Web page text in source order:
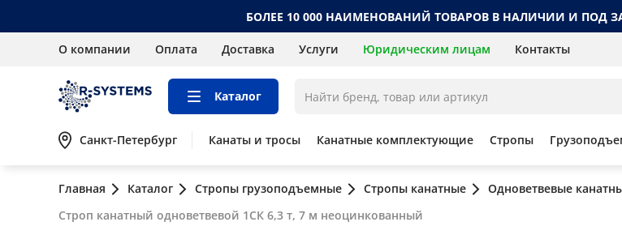
БОЛЕЕ 10 000 НАИМЕНОВАНИЙ ТОВАРОВ В НАЛИЧИИ И ПОД
О компании Оплата Доставка Услуги Юридическим лицам Контакты
Каталог
Санкт-Петербург Канаты и тросы Канатные комплектующие Стропы
Главная Каталог Стропы грузоподъемные Стропы канатные
Одноветвевые
Строп канатный одноветвевой 1СК 6,3 т, 7 м неоцинкованный